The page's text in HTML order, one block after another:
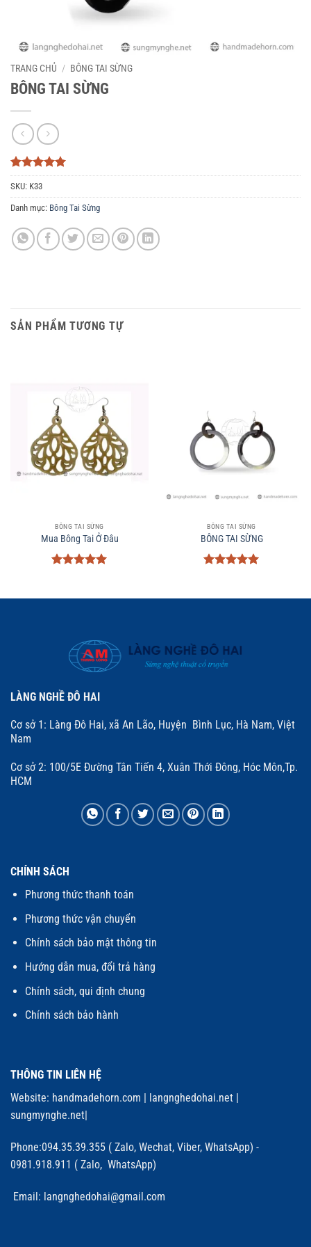
TRANG CHỦ / BÔNG TAI SỪNG
BÔNG TAI SỪNG
5trên 5
dựa trên
3
đánh giá
SKU: K33
Danh mục: Bông Tai Sừng
SẢN PHẨM TƯƠNG TỰ
BÔNG TAI SỪNG
Mua Bông Tai Ở Đâu
sao
BÔNG TAI SỪNG
BÔNG TAI SỪNG
sao
LÀNG NGHỀ ĐÔ HAI
Cơ sở 1: Làng Đô Hai, xã An Lão, Huyện Bình Lục, Hà Nam, Việt
Nam
Cơ sở 2: 100/5E Đường Tân Tiến 4, Xuân Thới Đông, Hóc Môn,Tp.
HCM
CHÍNH SÁCH
Phương thức thanh toán
Phương thức vận chuyển
Chính sách bảo mật thông tin
Hướng dẫn mua, đổi trả hàng
Chính sách, qui định chung
Chính sách bảo hành
THÔNG TIN LIÊN HỆ
Website: handmadehorn.com | langnghedohai.net |
sungmynghe.net|
Phone:094.35.39.355 ( Zalo, Wechat, Viber, WhatsApp) -
0981.918.911 ( Zalo, WhatsApp)
Email: langnghedohai@gmail.com